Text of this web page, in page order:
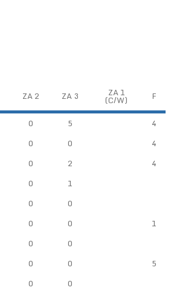
ZA 2 ZA 3 ZA 1
(C/W) F
0 5
4
0 0
4
0 2
4
0
1
0
0
0 0
1
0
0
0 0
5
0
0